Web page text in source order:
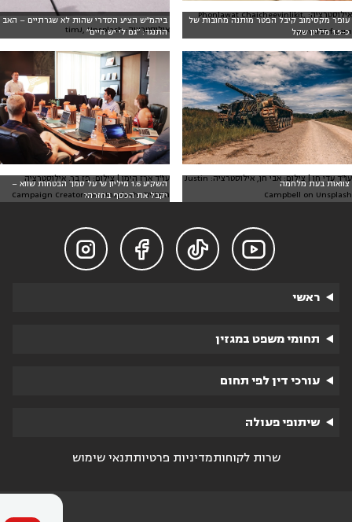
עופר מקסימוב קיבל הפטר מותנה מחובות של
כ-1.5 מיליון שקל
אילוסטרציה: Phonlawat Chaicheevinlikit,
www.123rf.com
ביהמ״ש הציע הסדרי שהות לא שגרתיים – האב
התנגד: ״גם לי יש חיים״
אילוסטרציה: timJ, Unsplash
צוואות בעת מלחמה
עו"ד עדי חן | צילום: אבי חן, אילוסטרציה: Justin
Campbell on Unsplash
השקיע 1.6 מיליון ש' על סמך הבטחות שווא –
יקבל את הכסף בחזרה?
עו"ד ארז הימן | צילום: פז בר. אילוסטרציה
חיצונית: Campaign Creators on Unsplash




ראשי
תחומי משפט במגזין
עורכי דין לפי תחום
שיתופי פעולה
שרות לקוחותמדיניות פרטיותתנאי שימוש